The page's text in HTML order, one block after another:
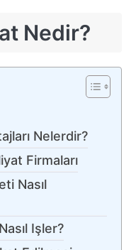
Nedir?
Nelerdir?
Firmaları
Nasıl
Işler?